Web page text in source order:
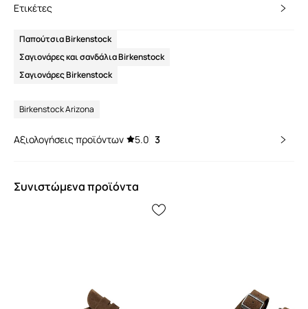
Ετικέτες
Παπούτσια Birkenstock
Σαγιονάρες και σανδάλια Birkenstock
Σαγιονάρες Birkenstock
Birkenstock Arizona
Αξιολογήσεις προϊόντων 5.0 3
Συνιστώμενα προϊόντα